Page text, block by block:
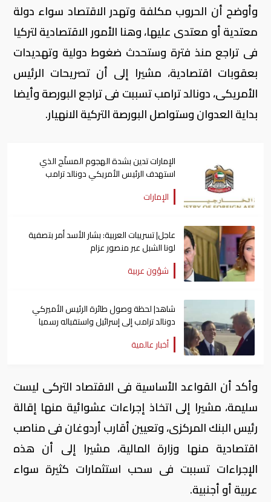
وأوضح أن الحروب مكلفة وتهدر الاقتصاد سواء دولة
معتدية أو معتدى عليها، وهنا الأمور الاقتصادية لتركيا
فى تراجع منذ فترة وستحدث ضغوط دولية وتهديدات
بعقوبات اقتصادية، مشيرا إلى أن تصريحات الرئيس
الأمريكى، دونالد ترامب تسببت فى تراجع البورصة وأيضا
بداية العدوان وستواصل البورصة التركية الانهيار.
الإمارات تدين بشدة الهجوم المسلّح الذي
استهدف الرئيس الأمريكي دونالد ترامب
الإمارات
عاجل| تسريبات العربية: بشار الأسد أمر بتصفية
لونا الشبل عبر منصور عزام
شؤون عربية
شاهد| لحظة وصول طائرة الرئيس الأميركي
دونالد ترامب إلى إسرائيل واستقباله رسميا
أخبار عالمية
وأكد أن القواعد الأساسية فى الاقتصاد التركى ليست
سليمة، مشيرا إلى اتخاذ إجراءات عشوائية منها إقالة
رئيس البنك المركزى، وتعيين أقارب أردوغان فى مناصب
اقتصادية منها وزارة المالية، مشيرا إلى أن هذه
الإجراءات تسببت فى سحب استثمارات كثيرة سواء
عربية أو أجنبية.